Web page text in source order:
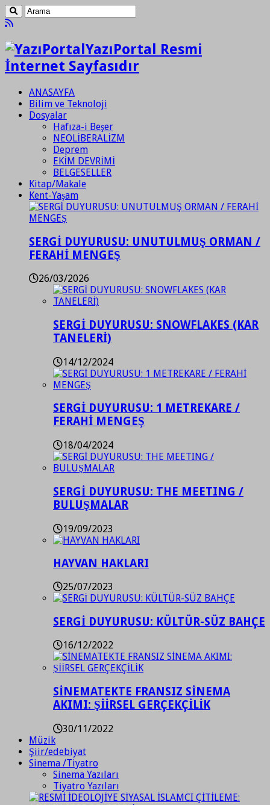
YazıPortal Resmi
İnternet Sayfasıdır
ANASAYFA
Bilim ve Teknoloji
Dosyalar
Hafıza-i Beşer
NEOLİBERALİZM
Deprem
EKİM DEVRİMİ
BELGESELLER
Kitap/Makale
Kent-Yaşam
SERGİ DUYURUSU: UNUTULMUŞ ORMAN /
FERAHİ MENGEŞ
26/03/2026
SERGİ DUYURUSU: SNOWFLAKES (KAR
TANELERİ)
14/12/2024
SERGİ DUYURUSU: 1 METREKARE /
FERAHİ MENGEŞ
18/04/2024
SERGİ DUYURUSU: THE MEETING /
BULUŞMALAR
19/09/2023
HAYVAN HAKLARI
25/07/2023
SERGİ DUYURUSU: KÜLTÜR-SÜZ BAHÇE
16/12/2022
SİNEMATEKTE FRANSIZ SİNEMA
AKIMI: ŞİİRSEL GERÇEKÇİLİK
30/11/2022
Müzik
Şiir/edebiyat
Sinema /Tiyatro
Sinema Yazıları
Tiyatro Yazıları